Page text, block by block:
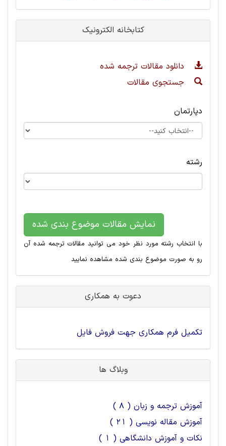
کتابخانه الکترونیک
دانلود مقالات ترجمه شده
جستجوی مقالات
دپارتمان
رشته
نمایش مقالات موضوع بندی شده
با انتخاب رشته مورد نظر خود می توانید مقالات ترجمه شده آن
رو به صورت موضوع بندی شده مشاهده نمایید
دعوت به همکاری
تکمیل فرم همکاری جهت فروش فایل
وبلاگ ها
آموزش ترجمه و زبان ( 8 )
آموزش مقاله نویسی ( 21 )
نکات و آموزش دانشگاهی ( 1 )